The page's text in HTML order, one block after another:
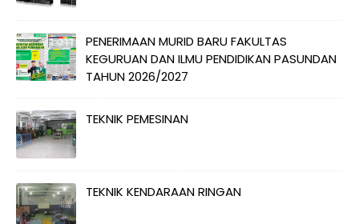
PENERIMAAN MURID BARU FAKULTAS
KEGURUAN DAN ILMU PENDIDIKAN PASUNDAN
TAHUN 2026/2027
TEKNIK PEMESINAN
TEKNIK KENDARAAN RINGAN